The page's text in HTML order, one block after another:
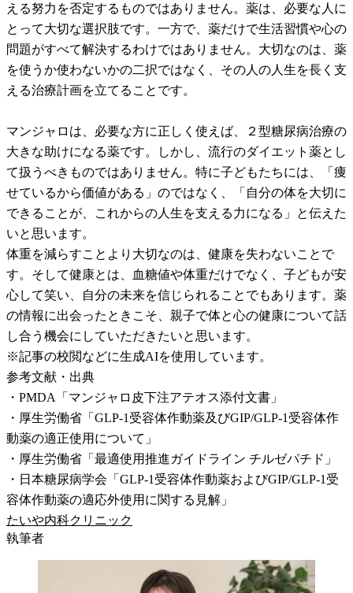
える努力を否定するものではありません。薬は、必要な人に
とって大切な選択肢です。一方で、薬だけで生活習慣や心の
問題がすべて解決するわけではありません。大切なのは、薬
を使うか使わないかの二択ではなく、その人の人生を長く支
える治療計画を立てることです。
マンジャロは、必要な方に正しく使えば、２型糖尿病治療の
大きな助けになる薬です。しかし、流行のダイエット薬とし
て扱うべきものではありません。特に子どもたちには、「痩
せているから価値がある」のではなく、「自分の体を大切に
できることが、これからの人生を支える力になる」と伝えた
いと思います。
体重を減らすことより大切なのは、健康を失わないことで
す。そして健康とは、血糖値や体重だけでなく、子どもが安
心して笑い、自分の未来を信じられることでもあります。薬
の情報に出会ったときこそ、親子で体と心の健康について話
し合う機会にしていただきたいと思います。
※記事の校閲などに生成AIを使用しています。
参考文献・出典
・PMDA「マンジャロ皮下注アテオス添付文書」
・厚生労働省「GLP-1受容体作動薬及びGIP/GLP-1受容体作
動薬の適正使用について」
・厚生労働省「最適使用推進ガイドライン チルゼパチド」
・日本糖尿病学会「GLP-1受容体作動薬およびGIP/GLP-1受
容体作動薬の適応外使用に関する見解」
たいや内科クリニック
執筆者